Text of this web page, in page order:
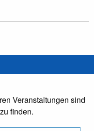
Veranstaltungen sind
finden.